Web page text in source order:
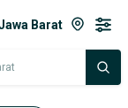
Barat